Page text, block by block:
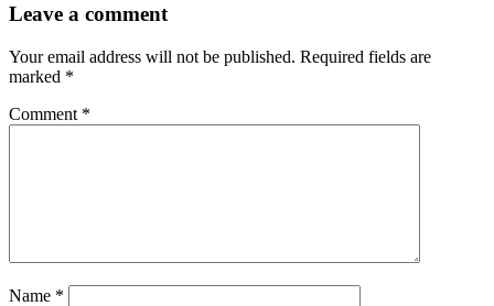
Leave a comment
Your email address will not be published. Required fields are
marked *
Comment *
Name *